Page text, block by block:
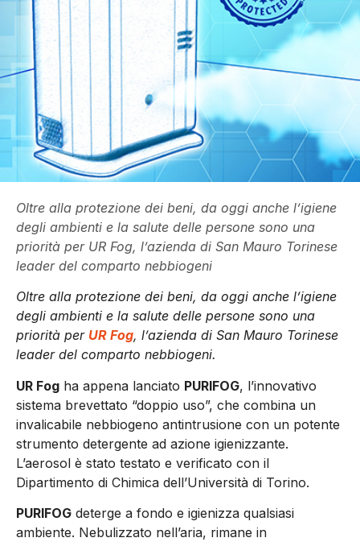
Oltre alla protezione dei beni, da oggi anche l’igiene
degli ambienti e la salute delle persone sono una
priorità per UR Fog, l’azienda di San Mauro Torinese
leader del comparto nebbiogeni
Oltre alla protezione dei beni, da oggi anche l’igiene
degli ambienti e la salute delle persone sono una
priorità per UR Fog, l’azienda di San Mauro Torinese
leader del comparto nebbiogeni.
UR Fog ha appena lanciato PURIFOG, l’innovativo
sistema brevettato “doppio uso”, che combina un
invalicabile nebbiogeno antintrusione con un potente
strumento detergente ad azione igienizzante.
L’aerosol è stato testato e verificato con il
Dipartimento di Chimica dell’Università di Torino.
PURIFOG deterge a fondo e igienizza qualsiasi
ambiente. Nebulizzato nell’aria, rimane in